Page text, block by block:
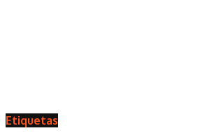
Etiquetas